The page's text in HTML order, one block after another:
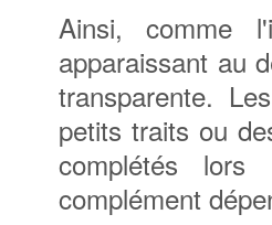
Ainsi, comme
apparaissant au
transparente.
petits traits ou
complétés
complément